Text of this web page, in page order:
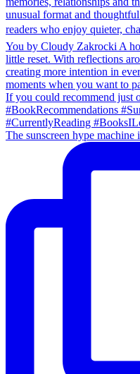
The sunscreen hype